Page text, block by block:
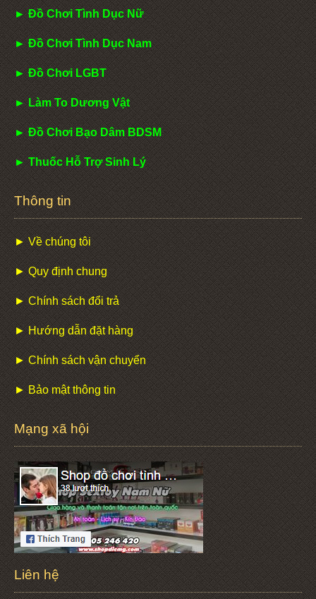
► Đồ Chơi Tình Dục Nữ
► Đồ Chơi Tình Dục Nam
► Đồ Chơi LGBT
► Làm To Dương Vật
► Đồ Chơi Bạo Dâm BDSM
► Thuốc Hỗ Trợ Sinh Lý
Thông tin
► Về chúng tôi
► Quy định chung
► Chính sách đổi trả
► Hướng dẫn đặt hàng
► Chính sách vận chuyển
► Bảo mật thông tin
Mạng xã hội
Liên hệ